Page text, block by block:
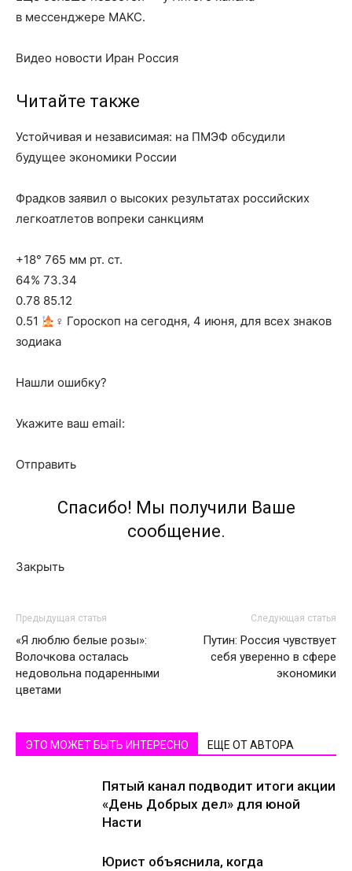
в мессенджере МАКС.
Видео новости Иран Россия
Читайте также
Устойчивая и независимая: на ПМЭФ обсудили
будущее экономики России
Фрадков заявил о высоких результатах российских
легкоатлетов вопреки санкциям
+18° 765 мм рт. ст.
64% 73.34
0.78 85.12
0.51
‍♀ Гороскоп на сегодня, 4 июня, для всех знаков
зодиака
Нашли ошибку?
Укажите ваш email:
Отправить
Спасибо! Мы получили Ваше
сообщение.
Закрыть
Предыдущая статья
«Я люблю белые розы»:
Волочкова осталась
недовольна подаренными
цветами
Следующая статья
Путин: Россия чувствует
себя уверенно в сфере
экономики
ЭТО МОЖЕТ БЫТЬ ИНТЕРЕСНО ЕЩЕ ОТ АВТОРА
Пятый канал подводит итоги акции
«День Добрых дел» для юной
Насти
Юрист объяснила, когда